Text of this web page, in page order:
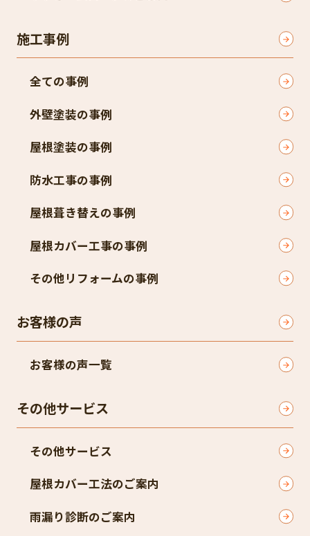
施工事例
全ての事例
外壁塗装の事例
屋根塗装の事例
防水工事の事例
屋根葺き替えの事例
屋根カバー工事の事例
その他リフォームの事例
お客様の声
お客様の声一覧
その他サービス
その他サービス
屋根カバー工法のご案内
雨漏り診断のご案内